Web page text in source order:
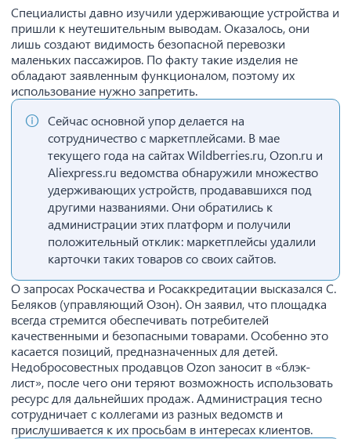
Специалисты давно изучили удерживающие устройства и
пришли к неутешительным выводам. Оказалось, они
лишь создают видимость безопасной перевозки
маленьких пассажиров. По факту такие изделия не
обладают заявленным функционалом, поэтому их
использование нужно запретить.
Сейчас основной упор делается на
сотрудничество с маркетплейсами. В мае
текущего года на сайтах Wildberries.ru, Ozon.ru и
Aliexpress.ru ведомства обнаружили множество
удерживающих устройств, продававшихся под
другими названиями. Они обратились к
администрации этих платформ и получили
положительный отклик: маркетплейсы удалили
карточки таких товаров со своих сайтов.
О запросах Роскачества и Росаккредитации высказался С.
Беляков (управляющий Озон). Он заявил, что площадка
всегда стремится обеспечивать потребителей
качественными и безопасными товарами. Особенно это
касается позиций, предназначенных для детей.
Недобросовестных продавцов Ozon заносит в «блэк-
лист», после чего они теряют возможность использовать
ресурс для дальнейших продаж. Администрация тесно
сотрудничает с коллегами из разных ведомств и
прислушивается к их просьбам в интересах клиентов.